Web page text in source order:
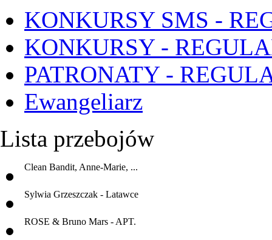
KONKURSY SMS -
KONKURSY -
PATRONATY -
Ewangeliarz
Lista przebojów
Clean Bandit, Anne-Marie, ...
Sylwia Grzeszczak - Latawce
ROSE & Bruno Mars - APT.